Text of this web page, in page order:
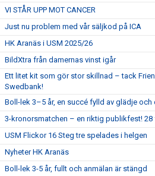
VI STÅR UPP MOT CANCER
Just nu problem med vår säljkod på ICA
HK Aranäs i USM 2025/26
BildXtra från damernas vinst igår
Ett litet kit som gör stor skillnad – tack
Swedbank!
Boll-lek 3–5 år, en succé fylld av glädje och
3-kronorsmatchen – en riktig publikfest! 28
USM Flickor 16 Steg tre spelades i helgen
Nyheter HK Aranäs
Boll-lek 3-5 år, fullt och anmälan är stängd